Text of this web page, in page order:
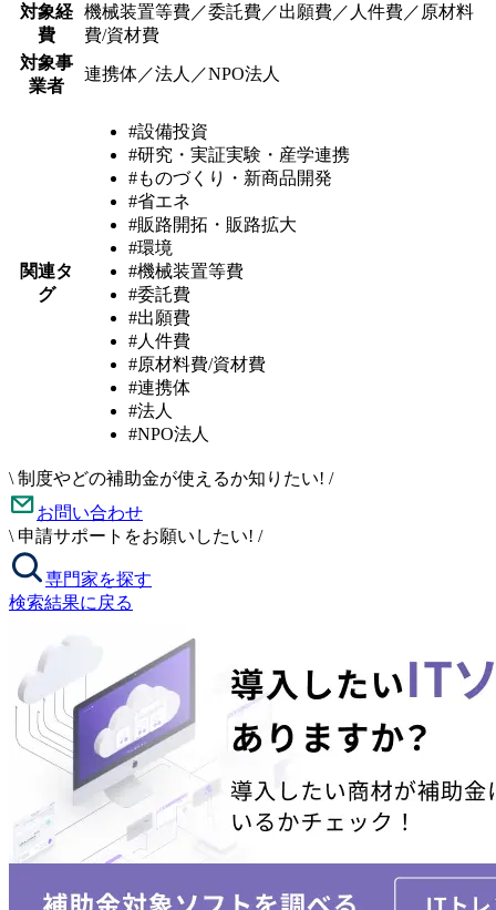
対象経
費
機械装置等費／委託費／出願費／人件費／原材料
費/資材費
対象事
業者
連携体／法人／NPO法人
関連タ
グ
#設備投資
#研究・実証実験・産学連携
#ものづくり・新商品開発
#省エネ
#販路開拓・販路拡大
#環境
#機械装置等費
#委託費
#出願費
#人件費
#原材料費/資材費
#連携体
#法人
#NPO法人
\ 制度やどの補助金が使えるか知りたい! /
お問い合わせ
\ 申請サポートをお願いしたい! /
専門家を探す
検索結果に戻る